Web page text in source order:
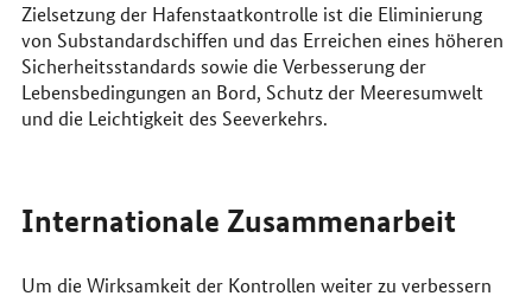
Zielsetzung der Hafenstaatkontrolle ist die Eliminierung
von Substandardschiffen und das Erreichen eines höheren
Sicherheitsstandards sowie die Verbesserung der
Lebensbedingungen an Bord, Schutz der Meeresumwelt
und die Leichtigkeit des Seeverkehrs.
Internationale Zusammenarbeit
Um die Wirksamkeit der Kontrollen weiter zu verbessern